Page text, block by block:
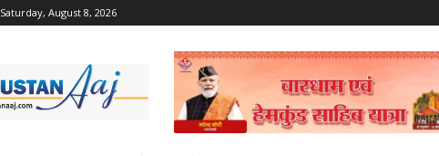
Saturday, August 8, 2026
Aaj
News